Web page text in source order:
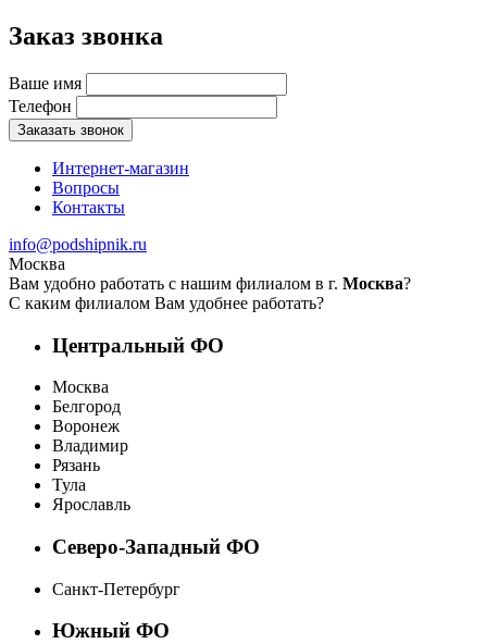
Заказ звонка
Ваше имя
Телефон
Заказать звонок
Интернет-магазин
Вопросы
Контакты
info@podshipnik.ru
Москва
Вам удобно работать с нашим филиалом в г. Москва?
С каким филиалом Вам удобнее работать?
Центральный ФО
Москва
Белгород
Воронеж
Владимир
Рязань
Тула
Ярославль
Северо-Западный ФО
Санкт-Петербург
Южный ФО